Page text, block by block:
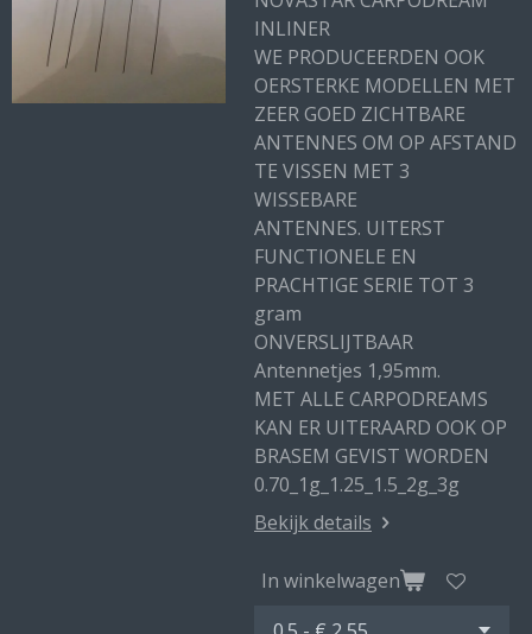
INLINER
WE PRODUCEERDEN OOK
OERSTERKE MODELLEN MET
ZEER GOED ZICHTBARE
ANTENNES OM OP AFSTAND
TE VISSEN MET 3
WISSEBARE
ANTENNES. UITERST
FUNCTIONELE EN
PRACHTIGE SERIE TOT 3
gram
ONVERSLIJTBAAR
Antennetjes 1,95mm.
MET ALLE CARPODREAMS
KAN ER UITERAARD OOK OP
BRASEM GEVIST WORDEN
0.70_1g_1.25_1.5_2g_3g
Bekijk details
In winkelwagen